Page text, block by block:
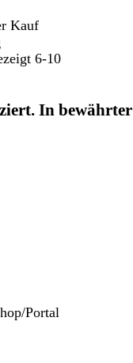
Kauf
6-10
In bewährter
Portal